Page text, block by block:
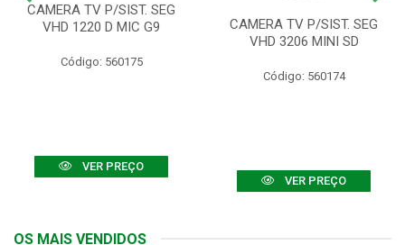
CAMERA TV P/SIST. SEG
VHD 1220 D MIC G9
Código: 560175
VER PREÇO
CAMERA TV P/SIST. SEG
VHD 3206 MINI SD
Código: 560174
VER PREÇO
OS MAIS VENDIDOS